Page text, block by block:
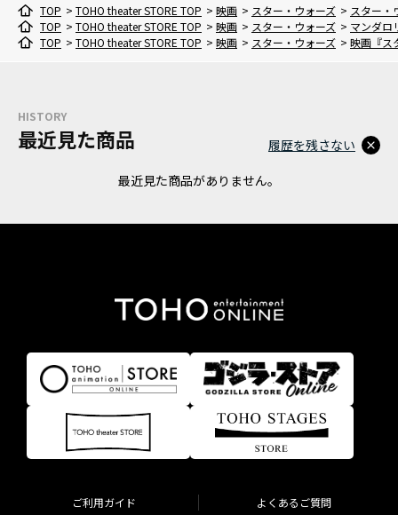
TOP > TOHO theater STORE TOP > 映画 > スター・ウォーズ > スター
TOP > TOHO theater STORE TOP > 映画 > スター・ウォーズ > マンダロ
TOP > TOHO theater STORE TOP > 映画 > スター・ウォーズ > 映画『ス
HISTORY
最近見た商品
最近見た商品がありません。
履歴を残さない
ご利用ガイド よくあるご質問